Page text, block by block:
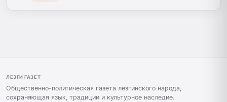
ЛЕЗГИ ГАЗЕТ
Общественно-политическая газета лезгинского народа,
сохраняющая язык, традиции и культурное наследие.